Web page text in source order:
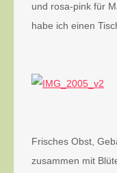
und rosa-pink für
habe ich einen
Frisches Obst,
zusammen mit